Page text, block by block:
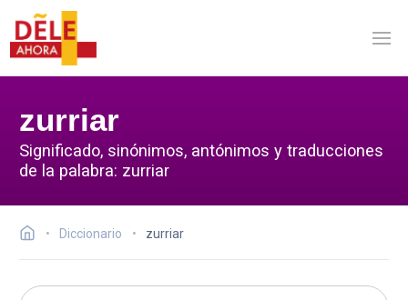
zurriar
Significado, sinónimos, antónimos y traducciones
de la palabra: zurriar
Diccionario zurriar